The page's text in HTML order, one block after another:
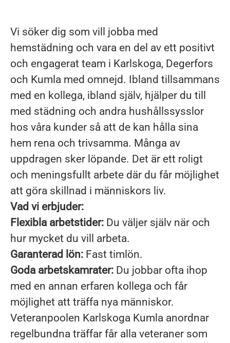
Vi söker dig som vill jobba med
hemstädning och vara en del av ett positivt
och engagerat team i Karlskoga, Degerfors
och Kumla med omnejd. Ibland tillsammans
med en kollega, ibland själv, hjälper du till
med städning och andra hushållssysslor
hos våra kunder så att de kan hålla sina
hem rena och trivsamma. Många av
uppdragen sker löpande. Det är ett roligt
och meningsfullt arbete där du får möjlighet
att göra skillnad i människors liv.
Vad vi erbjuder:
Flexibla arbetstider: Du väljer själv när och
hur mycket du vill arbeta.
Garanterad lön: Fast timlön.
Goda arbetskamrater: Du jobbar ofta ihop
med en annan erfaren kollega och får
möjlighet att träffa nya människor.
Veteranpoolen Karlskoga Kumla anordnar
regelbundna träffar får alla veteraner som